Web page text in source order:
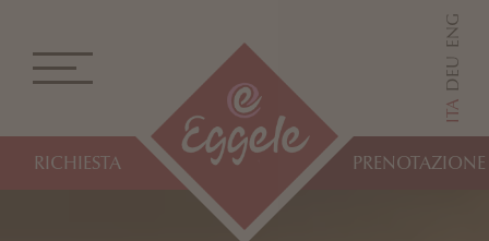
RICHIESTA PRENOTAZIONE
ITA
DEU
ENG